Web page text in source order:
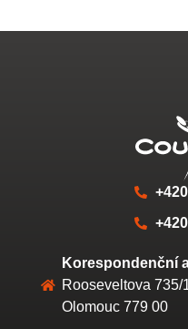
Korespondenční
Rooseveltova 735/
Olomouc 779 00